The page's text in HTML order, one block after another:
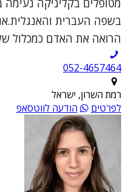
מטופלים בקליניקה
בשפה העברית
הרואה את האדם כמכלול
052-4657464
רמת השרון, ישראל
לפרטים
הודעה לווטסאפ